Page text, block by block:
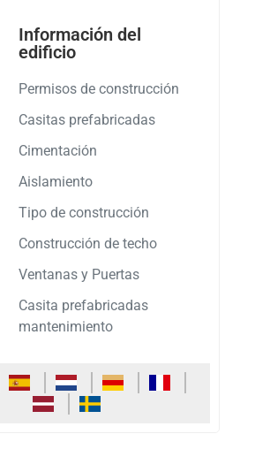
Información del
edificio
Permisos de construcción
Casitas prefabricadas
Cimentación
Aislamiento
Tipo de construcción
Construcción de techo
Ventanas y Puertas
Casita prefabricadas
mantenimiento